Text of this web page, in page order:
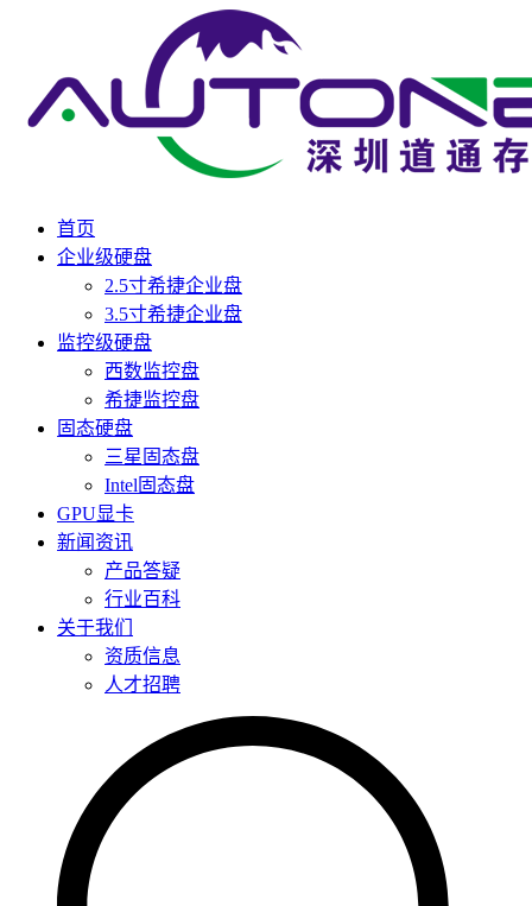
首页
企业级硬盘
2.5寸希捷企业盘
3.5寸希捷企业盘
监控级硬盘
西数监控盘
希捷监控盘
固态硬盘
三星固态盘
Intel固态盘
GPU显卡
新闻资讯
产品答疑
行业百科
关于我们
资质信息
人才招聘